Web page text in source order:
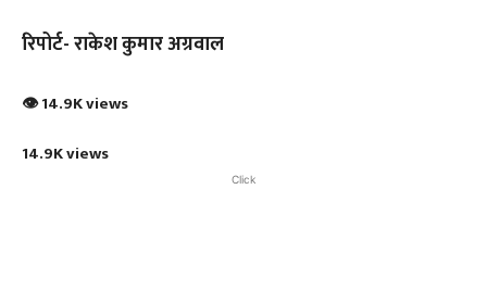
रिपोर्ट- राकेश कुमार अग्रवाल
👁 14.9K views
14.9K views
Click